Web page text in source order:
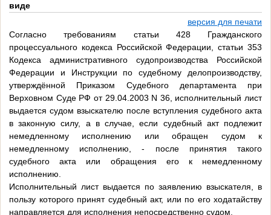
виде
версия для печати
Согласно требованиям статьи 428 Гражданского
процессуального кодекса Российской Федерации, статьи 353
Кодекса административного судопроизводства Российской
Федерации и Инструкции по судебному делопроизводству,
утверждённой Приказом Судебного департамента при
Верховном Суде РФ от 29.04.2003 N 36, исполнительный лист
выдается судом взыскателю после вступления судебного акта
в законную силу, а в случае, если судебный акт подлежит
немедленному исполнению или обращен судом к
немедленному исполнению, - после принятия такого
судебного акта или обращения его к немедленному
исполнению.
Исполнительный лист выдается по заявлению взыскателя, в
пользу которого принят судебный акт, или по его ходатайству
направляется для исполнения непосредственно судом.